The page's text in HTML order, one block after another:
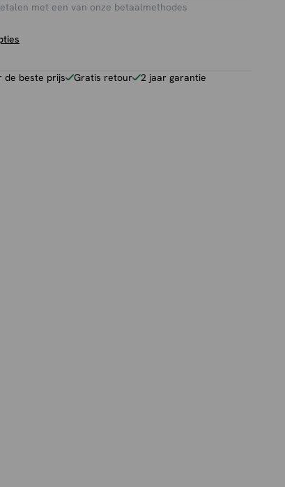
met een van onze betaalmethodes
de beste prijs Gratis retour 2 jaar garantie